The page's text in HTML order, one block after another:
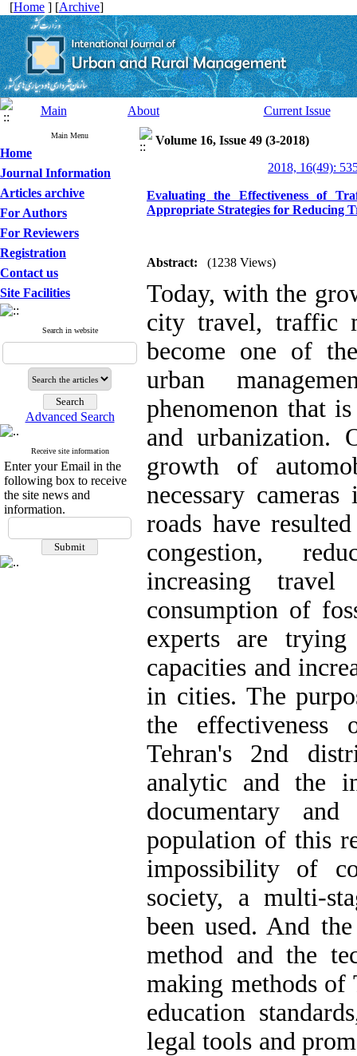
[Home ] [Archive]
Main About Current Issue
Main Menu
Home
Journal Information
Articles archive
For Authors
For Reviewers
Registration
Contact us
Site Facilities
Search in website
Advanced Search
Receive site information
Enter your Email in the
following box to receive
the site news and
information.
Volume 16, Issue 49 (3-2018)
2018, 16(49):
Evaluating the Effectiveness of
Appropriate Strategies for Reducing
Abstract: (1238 Views)
Today, with the
city travel, traffic
become one of
urban
phenomenon that
and urbanization.
growth of
necessary
roads have
congestion,
increasing
consumption of
experts are
capacities and
in cities. The
the
Tehran's 2nd
analytic and the
documentary
population of this
impossibility of
society, a multi-
been used. And
method and the
making methods of
education
legal tools and